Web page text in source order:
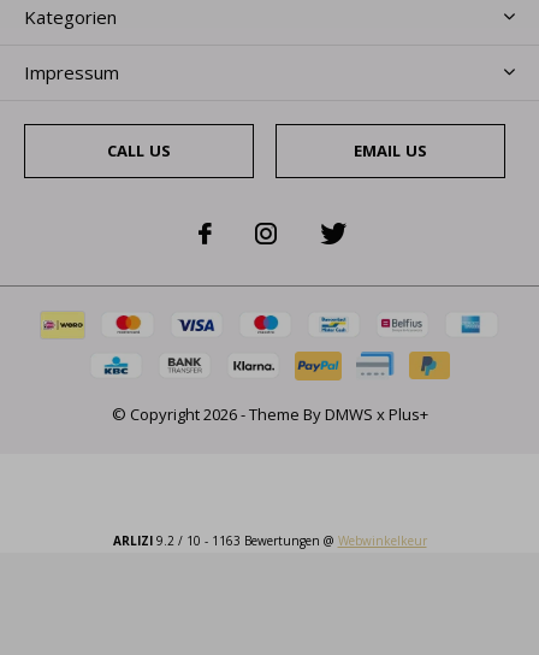
Kategorien
Impressum
CALL US EMAIL US
© Copyright2026- Theme ByDMWS x Plus+
ARLIZI9.2 / 10 - 1163 Bewertungen @ Webwinkelkeur